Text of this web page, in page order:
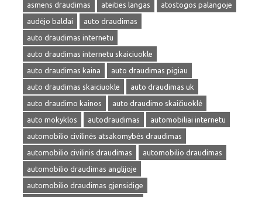
asmens draudimas
ateities langas
atostogos palangoje
audėjo baldai
auto draudimas
auto draudimas internetu
auto draudimas internetu skaiciuokle
auto draudimas kaina
auto draudimas pigiau
auto draudimas skaiciuokle
auto draudimas uk
auto draudimo kainos
auto draudimo skaičiuoklė
auto mokyklos
autodraudimas
automobiliai internetu
automobilio civilinės atsakomybės draudimas
automobilio civilinis draudimas
automobilio draudimas
automobilio draudimas anglijoje
automobilio draudimas gjensidige